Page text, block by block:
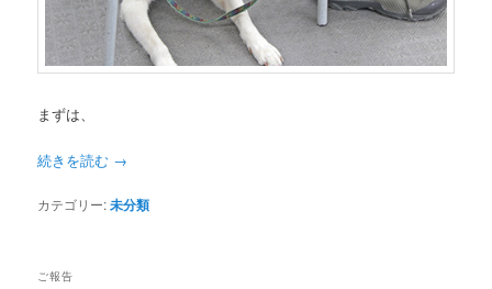
まずは、
続きを読む →
カテゴリー:未分類
ご報告